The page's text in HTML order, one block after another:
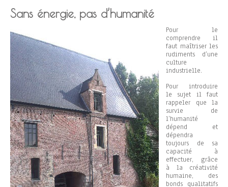
Sans énergie, pas d’humanité
Pour le
comprendre il
faut maîtriser les
rudiments d’une
culture
industrielle.
Pour introduire
le sujet il faut
rappeler que la
survie de
l’humanité
dépend et
dépendra
toujours de sa
capacité à
effectuer, grâce
à la créativité
humaine, des
bonds qualitatifs